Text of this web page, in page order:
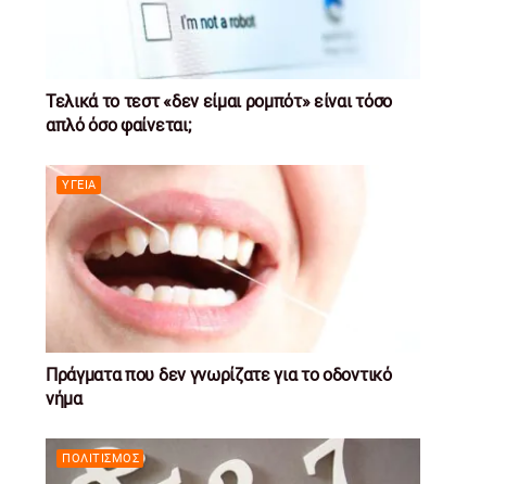
Τελικά το τεστ «δεν είμαι ρομπότ» είναι τόσο
απλό όσο φαίνεται;
ΥΓΕΊΑ
Πράγματα που δεν γνωρίζατε για το οδοντικό
νήμα
ΠΟΛΙΤΙΣΜΌΣ